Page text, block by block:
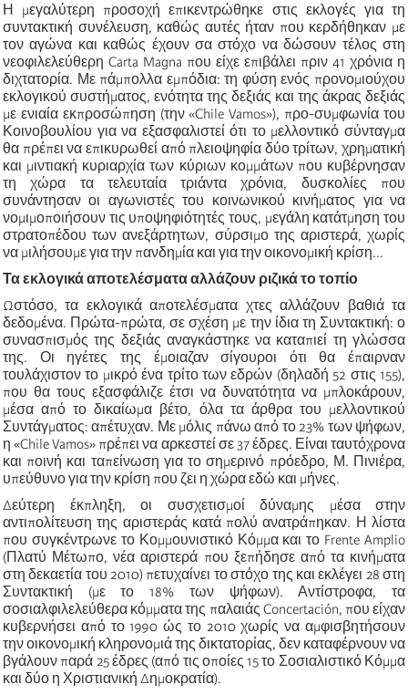
Η μεγαλύτερη προσοχή επικεντρώθηκε στις εκλογές για τη
συντακτική συνέλευση, καθώς αυτές ήταν που κερδήθηκαν με
τον αγώνα και καθώς έχουν σα στόχο να δώσουν τέλος στη
νεοφιλελεύθερη Carta Magna που είχε επιβάλει πριν 41 χρόνια η
διχτατορία. Με πάμπολλα εμπόδια: τη φύση ενός προνομιούχου
εκλογικού συστήματος, ενότητα της δεξιάς και της άκρας δεξιάς
με ενιαία εκπροσώπηση (την «Chile Vamos»), προ-συμφωνία του
Κοινοβουλίου για να εξασφαλιστεί ότι το μελλοντικό σύνταγμα
θα πρέπει να επικυρωθεί από πλειοψηφία δύο τρίτων, χρηματική
και μιντιακή κυριαρχία των κύριων κομμάτων που κυβέρνησαν
τη χώρα τα τελευταία τριάντα χρόνια, δυσκολίες που
συνάντησαν οι αγωνιστές του κοινωνικού κινήματος για να
νομιμοποιήσουν τις υποψηφιότητές τους, μεγάλη κατάτμηση του
στρατοπέδου των ανεξάρτητων, σύρσιμο της αριστερά, χωρίς
να μιλήσουμε για την πανδημία και για την οικονομική κρίση...
Τα εκλογικά αποτελέσματα αλλάζουν ριζικά το τοπίο
Ωστόσο, τα εκλογικά αποτελέσματα χτες αλλάζουν βαθιά τα
δεδομένα. Πρώτα-πρώτα, σε σχέση με την ίδια τη Συντακτική: ο
συνασπισμός της δεξιάς αναγκάστηκε να καταπιεί τη γλώσσα
της. Οι ηγέτες της έμοιαζαν σίγουροι ότι θα έπαιρναν
τουλάχιστον το μικρό ένα τρίτο των εδρών (δηλαδή 52 στις 155),
που θα τους εξασφάλιζε έτσι να δυνατότητα να μπλοκάρουν,
μέσα από το δικαίωμα βέτο, όλα τα άρθρα του μελλοντικού
Συντάγματος: απέτυχαν. Με μόλις πάνω από το 23% των ψήφων,
η «Chile Vamos» πρέπει να αρκεστεί σε 37 έδρες. Είναι ταυτόχρονα
και ποινή και ταπείνωση για το σημερινό πρόεδρο, Μ. Πινιέρα,
υπεύθυνο για την κρίση που ζει η χώρα εδώ και μήνες.
Δεύτερη έκπληξη, οι συσχετισμοί δύναμης μέσα στην
αντιπολίτευση της αριστεράς κατά πολύ ανατράπηκαν. Η λίστα
που συγκέντρωνε το Κομμουνιστικό Κόμμα και το Frente Amplio
(Πλατύ Μέτωπο, νέα αριστερά που ξεπήδησε από τα κινήματα
στη δεκαετία του 2010) πετυχαίνει το στόχο της και εκλέγει 28 στη
Συντακτική (με το 18% των ψήφων). Αντίστροφα, τα
σοσιαλφιλελεύθερα κόμματα της παλαιάς Concertación, που είχαν
κυβερνήσει από το 1990 ώς το 2010 χωρίς να αμφισβητήσουν
την οικονομική κληρονομιά της δικτατορίας, δεν καταφέρνουν να
βγάλουν παρά 25 έδρες (από τις οποίες 15 το Σοσιαλιστικό Κόμμα
και δύο η Χριστιανική Δημοκρατία).